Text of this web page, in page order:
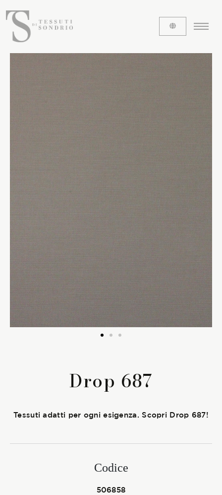
Drop 687
Tessuti adatti per ogni esigenza. Scopri Drop 687!
Codice
506858
CHI SIAMO
Le etichette
La nostra storia
Lavora con noi
Share our fabrics
La Stagione Autunno/Inverno
La Stagione Primavera/Estate
Le sotto-collezioni
Le caratteristiche
Heart for Earth